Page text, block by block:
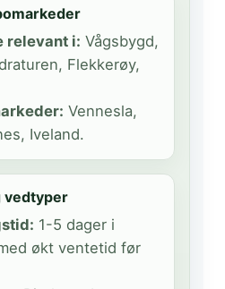
relevant i: Vågsbygd,
Flekkerøy,
Vennesla,
Iveland.
vedtyper
1-5 dager i
økt ventetid før